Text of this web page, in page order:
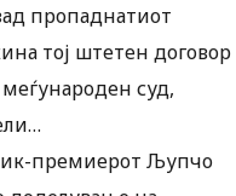
пропаднатиот
тој штетен договор
суд,
премиерот Љупчо